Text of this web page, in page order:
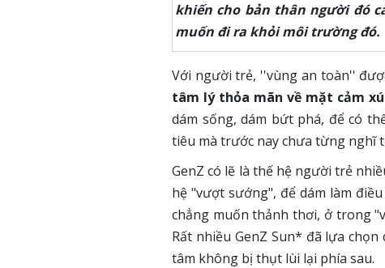
khiến cho bản thân người đó
muốn đi ra khỏi môi trường đó.
Với người trẻ, ''vùng an toàn''
tâm lý thỏa mãn về mặt cảm
dám sống, dám bứt phá, để có
tiêu mà trước nay chưa từng nghĩ
GenZ có lẽ là thế hệ người trẻ
hệ "vượt sướng", để dám làm
chẳng muốn thảnh thơi, ở trong
Rất nhiều GenZ Sun* đã lựa
tâm không bị thụt lùi lại phía sau.